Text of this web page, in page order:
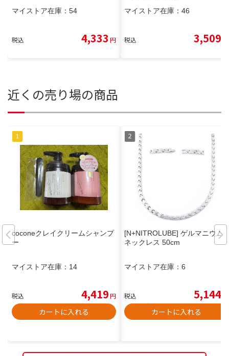
マイストア在庫： 54
税込 4,333 円
マイストア在庫： 46
税込 3,509
近くの売り場の商品
coconeクレイクリームシャンプ
ー
マイストア在庫： 14
税込 4,419円
カートに入れる
[N+NITROLUBE] ゲルマニウム
ネックレス 50cm
マイストア在庫： 6
税込 5,144
カートに入れる